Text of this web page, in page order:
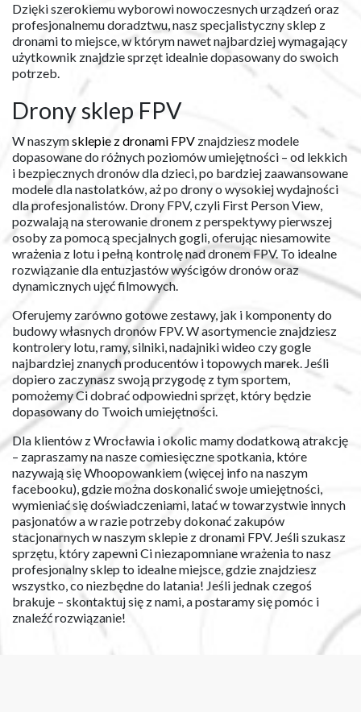
Dzięki szerokiemu wyborowi nowoczesnych urządzeń oraz
profesjonalnemu doradztwu, nasz specjalistyczny sklep z
dronami to miejsce, w którym nawet najbardziej wymagający
użytkownik znajdzie sprzęt idealnie dopasowany do swoich
potrzeb.
Drony sklep FPV
W naszym ​sklepie z dronami FPV znajdziesz modele
dopasowane do różnych poziomów umiejętności – od lekkich
i bezpiecznych dronów dla dzieci, po bardziej zaawansowane
modele dla nastolatków, aż po drony o wysokiej wydajności
dla profesjonalistów. Drony FPV, czyli First Person View,
pozwalają na sterowanie dronem z perspektywy pierwszej
osoby za pomocą specjalnych gogli, oferując niesamowite
wrażenia z lotu i pełną kontrolę nad dronem FPV. To idealne
rozwiązanie dla entuzjastów wyścigów dronów oraz
dynamicznych ujęć filmowych.
Oferujemy zarówno gotowe zestawy, jak i komponenty do
budowy własnych dronów FPV. W asortymencie znajdziesz
kontrolery lotu, ramy, silniki, nadajniki wideo czy gogle
najbardziej znanych producentów i topowych marek. Jeśli
dopiero zaczynasz swoją przygodę z tym sportem,
pomożemy Ci dobrać odpowiedni sprzęt, który będzie
dopasowany do Twoich umiejętności.
Dla klientów z Wrocławia i okolic mamy dodatkową atrakcję
– zapraszamy na nasze comiesięczne spotkania, które
nazywają się Whoopowankiem (więcej info na naszym
facebooku), gdzie można doskonalić swoje umiejętności,
wymieniać się doświadczeniami, latać w towarzystwie innych
pasjonatów a w razie potrzeby dokonać zakupów
stacjonarnych w naszym sklepie z dronami FPV. Jeśli szukasz
sprzętu, który zapewni Ci niezapomniane wrażenia to nasz
profesjonalny sklep to idealne miejsce, gdzie znajdziesz
wszystko, co niezbędne do latania! Jeśli jednak czegoś
brakuje – skontaktuj się z nami, a postaramy się pomóc i
znaleźć rozwiązanie!